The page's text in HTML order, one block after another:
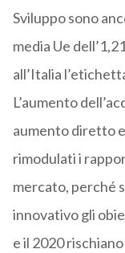
Sviluppo sono
media Ue
all’Italia
L’aumento
aumento diretto
rimodulati i
mercato, perché
innovativo gli
e il 2020